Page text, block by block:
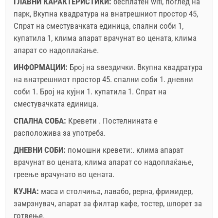
EUR (once - по_person), Пријава на гостите (01.01 -
30.06. / 01.09. - 31.12.): 5 EUR (once - по_person)
Незадолжително: Клима: 5 EUR (per_night - по_unit),
Домашно милениче: 7 EUR (per_night - по_unit)
Условите и условите на добавувачот
Резервирајте и чекајте на потврда
Ако не сакате да резервирате сега, наместо да имате
повеќе прашања, ве молиме пополнете ги и кликнете
парк, Вкупна квадратура на внатрешниот простор 45,
Спрат на сместувачката единица, спални соби 1,
купатила 1, клима апарат врачунат во цената, клима
апарат со надоплаќање.
ИНФОРМАЦИИ: Број на ѕвездички. Вкупна квадратура
на внатрешниот простор 45. спални соби 1. дневни
соби 1. Број на кујни 1. купатила 1. Спрат на
сместувачката единица.
СПАЛНА СОБА: Кревети . Постелнината е
расположива за употреба.
ДНЕВНИ СОБИ: помошни кревети:. клима апарат
врачунат во цената, клима апарат со надоплаќање,
греење врачунато во цената.
КУЈНА: маса и столчиња, лавабо, рерна, фрижидер,
замрзнувач, апарат за филтар кафе, тостер, шпорет за
готвење.